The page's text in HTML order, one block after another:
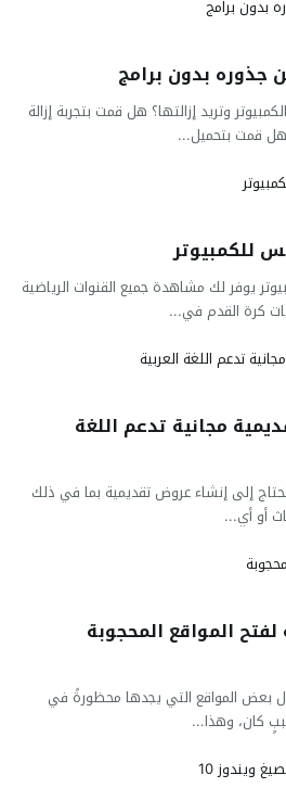
بدون برامج
وتريد إزالتها؟ هل قمت بتجربة إزالة
هل قمت بتحميل...
للكمبيوتر
يوفر لك مشاهدة جميع القنوات الرياضية
كرة القدم في...
مجانية تدعم اللغة
إلى إنشاء عروض تقديمية بما في ذلك
أو أي...
لفتح المواقع المحجوبة
بعض المواقع التي يجدها محظورةً في
كان، وهذا...